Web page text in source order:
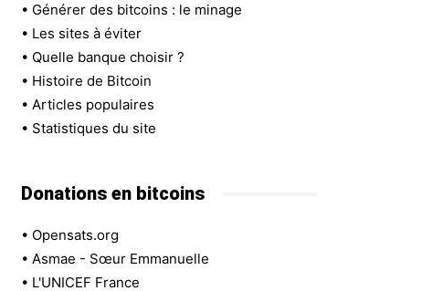
• Générer des bitcoins : le minage
• Les sites à éviter
• Quelle banque choisir ?
• Histoire de Bitcoin
• Articles populaires
• Statistiques du site
Donations en bitcoins
• Opensats.org
• Asmae - Sœur Emmanuelle
• L'UNICEF France